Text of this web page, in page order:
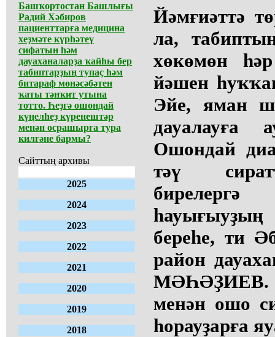
Башҡортостан Башлығы
Радий Хәбиров
пациенттарға медицина
хеҙмәте күрһәтеү
сифатын һәм
дауаханаларҙа ҡайһы бер
табиптарҙың тупаҫ һәм
битараф мөнәсәбәтен
ҡаты тәнҡит утына
тотто. Һеҙгә ошондай
күңелһеҙ күренештәр
менән осрашырға тура
килгәне бармы?
Сайттың архивы
2025
2024
2023
2022
2021
2020
2019
2018
Йәмғиәттә
ла,
хөкөмөн
йәшен
Эйе, яман
дауалауға
Ошондай
тәү
береһе, ти
район
МӘҺӘҘИЕВ.
менән ошо
һорауҙарға